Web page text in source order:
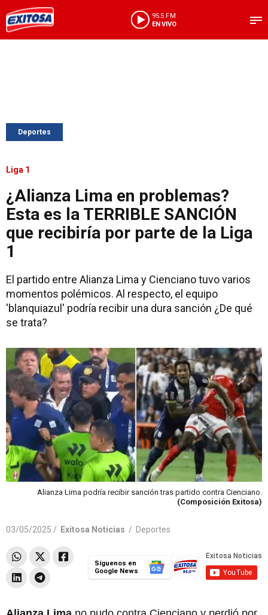
95.5 FM
EN VIVO
Deportes
Liga 1
¿Alianza Lima en problemas?
Esta es la TERRIBLE SANCIÓN
que recibiría por parte de la Liga
1
El partido entre Alianza Lima y Cienciano tuvo varios
momentos polémicos. Al respecto, el equipo
'blanquiazul' podría recibir una dura sanción ¿De qué
se trata?
Alianza Lima podría recibir sanción tras partido contra Cienciano.
(Composición Exitosa)
03/05/2025 / Exitosa Noticias / Deportes
Síguenos en
Google News